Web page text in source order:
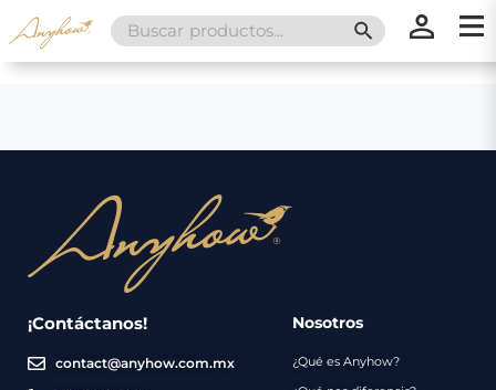
Search
for:
SEARCH
¡Contáctanos!
contact@anyhow.com.mx
Nosotros
¿Qué es Anyhow?
Nosotros
Servicios
Envíos
Catálogo
Regalos
Contacto